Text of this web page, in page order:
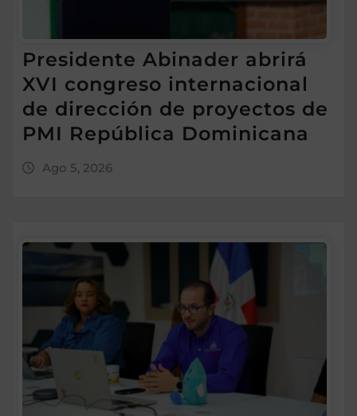
Presidente Abinader abrirá
XVI congreso internacional
de dirección de proyectos de
PMI República Dominicana
Ago 5, 2026